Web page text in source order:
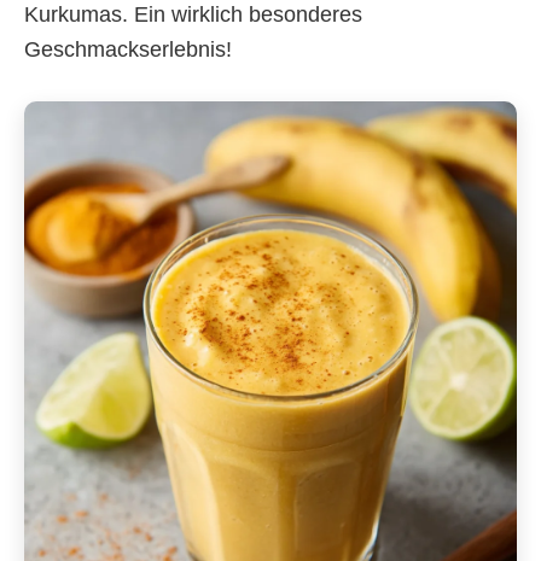
Kurkumas. Ein wirklich besonderes
Geschmackserlebnis!